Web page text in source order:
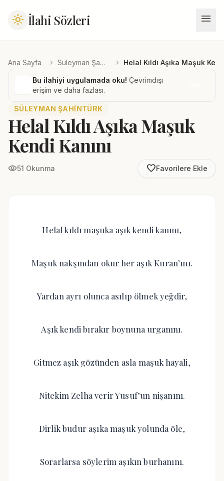
light_mode İlahi Sözleri menu
Ana Sayfa chevron_right Süleyman Şahintürk chevron_right Helal Kıldı Aşıka Maşuk
Bu ilahiyi uygulamada oku! Çevrimdışı
erişim ve daha fazlası.
SÜLEYMAN ŞAHINTÜRK
Helal Kıldı Aşıka Maşuk
Kendi Kanını
visibility51 Okunma favorite_borderFavorilere Ekle
Helal kıldı maşuka aşık kendi kanını,
Maşuk nakşından okur her aşık Kuran’ını.
Yardan ayrı olunca asılıp ölmek yeğdir,
Aşık kendi bırakır boynuna urganını.
Gitmez aşık gözünden asla maşuk hayali,
Nitekim Zelha verir Yusuf’un nişanını.
Dirlik budur aşıka maşuk yolunda öle,
Sorarlarsa söylerim aşıkın burhanını.